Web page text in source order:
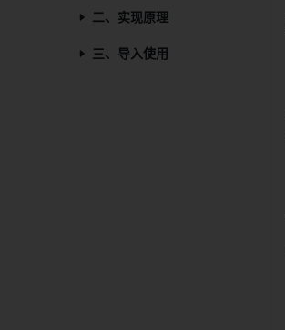
二、实现原理​
三、导入使用​